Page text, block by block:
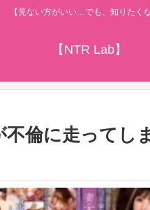
【見ない方がいい…でも、知りたくな
【NTR Lab】
不倫に走ってし